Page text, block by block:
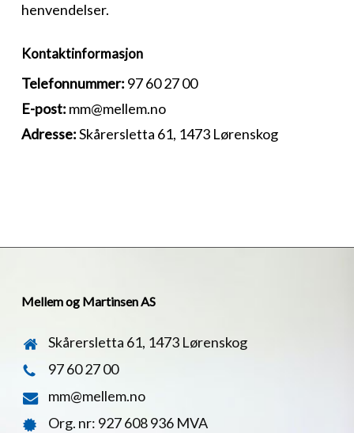
henvendelser.
Kontaktinformasjon
Telefonnummer: 97 60 27 00
E-post: mm@mellem.no
Adresse:Skårersletta 61, 1473 Lørenskog
Mellem og Martinsen AS
Skårersletta 61, 1473 Lørenskog
97 60 27 00
mm@mellem.no
Org. nr: 927 608 936 MVA